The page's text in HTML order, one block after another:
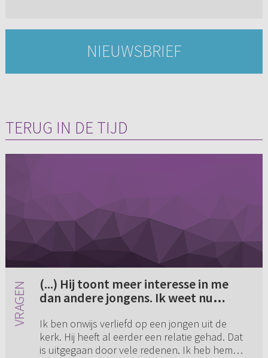
NIEUWSBRIEF
TERUG IN DE TIJD
(...) Hij toont meer interesse in me
dan andere jongens. Ik weet nu
hem geloven dat hij me niet leuk
vindt? Ik wil hem wel heel graag.
Ik ben onwijs verliefd op een jongen uit de
kerk. Hij heeft al eerder een relatie gehad. Dat
is uitgegaan door vele redenen. Ik heb hem